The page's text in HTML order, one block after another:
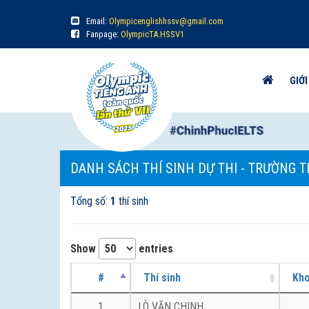
Email: Olympicenglishhssv@gmail.com
Fanpage: OlympicTA.HSSV1
DANH SÁCH THÍ SINH DỰ THI - TRƯỜNG
Tổng số: 1 thí sinh
Show entries
# Thí sinh